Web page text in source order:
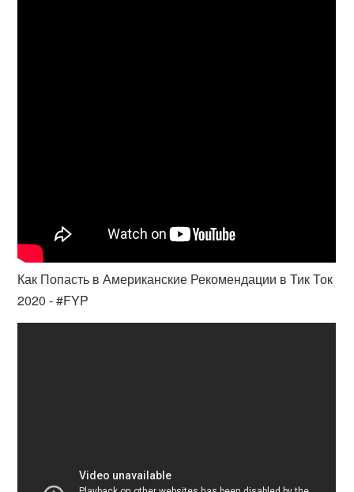
Как Попасть в Американские Рекомендации в Тик Ток
2020 - #FYP